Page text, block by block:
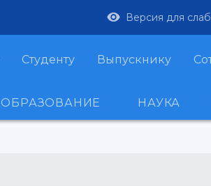
Версия для
Студенту Выпускнику
ОБРАЗОВАНИЕ НАУКА